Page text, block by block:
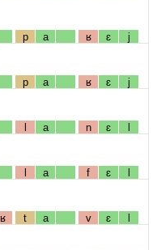
p a ʁ ɛ j
p a ʁ ɛ j
l a n ɛ l
l a f ɛ l
ʁ t a v ɛ l